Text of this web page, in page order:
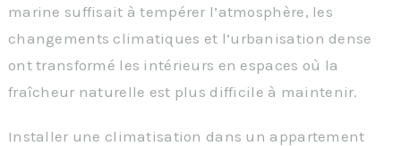
marine suffisait à tempérer l’atmosphère, les
changements climatiques et l’urbanisation dense
ont transformé les intérieurs en espaces où la
fraîcheur naturelle est plus difficile à maintenir.
Installer une climatisation dans un appartement